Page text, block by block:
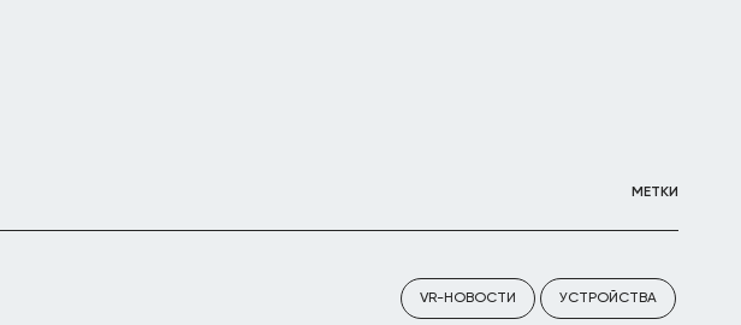
МЕТКИ
VR-НОВОСТИ УСТРОЙСТВА